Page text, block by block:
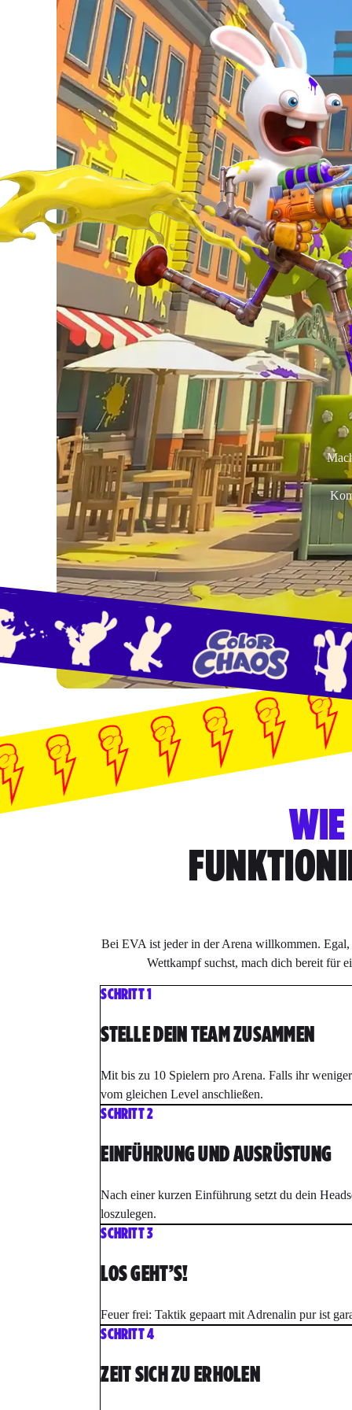
WIE
Bei EVA ist jeder in der Arena willkommen. Egal,
Wettkampf suchst, mach dich bereit für
SCHRITT 1
STELLE DEIN TEAM ZUSAMMEN
Mit bis zu 10 Spielern pro Arena. Falls ihr
vom gleichen Level anschließen.
SCHRITT 2
EINFÜHRUNG UND AUSRÜSTUNG
Nach einer kurzen Einführung setzt du dein
loszulegen.
SCHRITT 3
LOS GEHT’S!
Feuer frei: Taktik gepaart mit Adrenalin pur ist
SCHRITT 4
ZEIT SICH ZU ERHOLEN